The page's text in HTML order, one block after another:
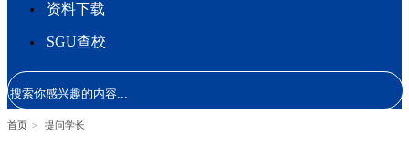
资料下载
SGU查校
首页 > 提问学长